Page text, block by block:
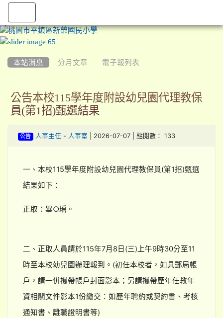
本站消息 分月文章 電子報列表
公告本校115學年度附設幼兒園代理教保
員(第1招)甄選結果
公告 人事主任- 人事室 | 2026-07-07 | 點閱數： 133
一、本校115學年度附設幼兒園代理教保員(第1招)甄選
結果如下：
正取：畢○瑀。
二、正取人員請於115年7月8日(三)上午9時30分至11
時至本校幼兒園辦理報到。(初任本校者，如具郵局帳
戶，請一併攜帶帳戶封面影本；另請攜帶歷年任教年
資相關文件影本1份繳交：如歷年聘約或契約書、考核
通知書、離職證明書等)